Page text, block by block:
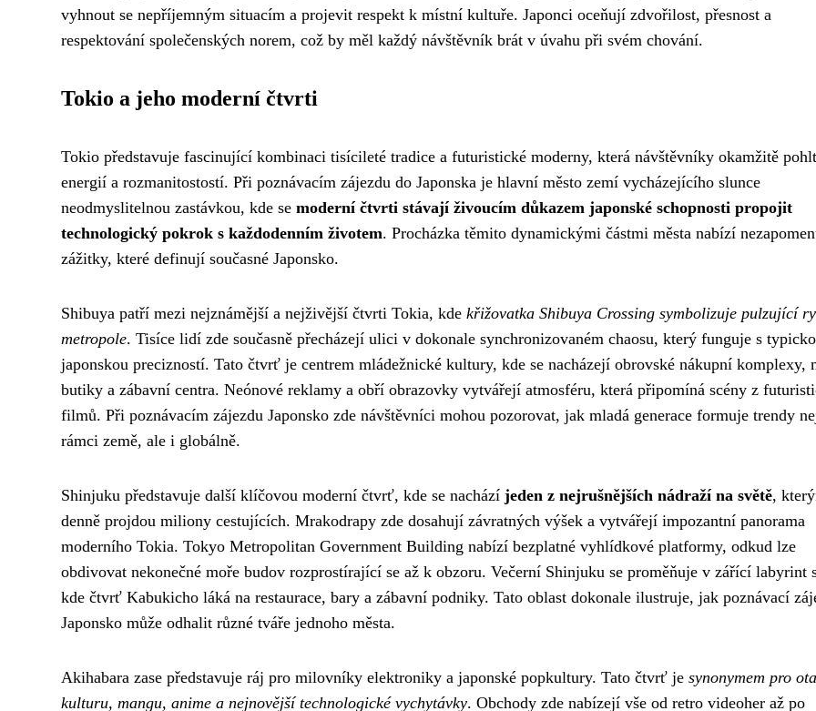
vyhnout se nepříjemným situacím a projevit respekt k místní kultuře. Japonci oceňují zdvořilost, přesnost a
respektování společenských norem, což by měl každý návštěvník brát v úvahu při svém chování.
Tokio a jeho moderní čtvrti
Tokio představuje fascinující kombinaci tisícileté tradice a futuristické moderny, která návštěvníky okamžitě
energií a rozmanitostostí. Při poznávacím zájezdu do Japonska je hlavní město zemí vycházejícího slunce
neodmyslitelnou zastávkou, kde se moderní čtvrti stávají živoucím důkazem japonské schopnosti propojit
technologický pokrok s každodenním životem. Procházka těmito dynamickými částmi města nabízí
zážitky, které definují současné Japonsko.
Shibuya patří mezi nejznámější a nejživější čtvrti Tokia, kde křižovatka Shibuya Crossing symbolizuje pulzující
metropole. Tisíce lidí zde současně přecházejí ulici v dokonale synchronizovaném chaosu, který funguje s
japonskou precizností. Tato čtvrť je centrem mládežnické kultury, kde se nacházejí obrovské nákupní komplexy,
butiky a zábavní centra. Neónové reklamy a obří obrazovky vytvářejí atmosféru, která připomíná scény z
filmů. Při poznávacím zájezdu Japonsko zde návštěvníci mohou pozorovat, jak mladá generace formuje trendy
rámci země, ale i globálně.
Shinjuku představuje další klíčovou moderní čtvrť, kde se nachází jeden z nejrušnějších nádraží na světě,
denně projdou miliony cestujících. Mrakodrapy zde dosahují závratných výšek a vytvářejí impozantní panorama
moderního Tokia. Tokyo Metropolitan Government Building nabízí bezplatné vyhlídkové platformy, odkud lze
obdivovat nekonečné moře budov rozprostírající se až k obzoru. Večerní Shinjuku se proměňuje v zářící labyrint
kde čtvrť Kabukicho láká na restaurace, bary a zábavní podniky. Tato oblast dokonale ilustruje, jak poznávací
Japonsko může odhalit různé tváře jednoho města.
Akihabara zase představuje ráj pro milovníky elektroniky a japonské popkultury. Tato čtvrť je synonymem pro
kulturu, mangu, anime a nejnovější technologické vychytávky. Obchody zde nabízejí vše od retro videoher až po